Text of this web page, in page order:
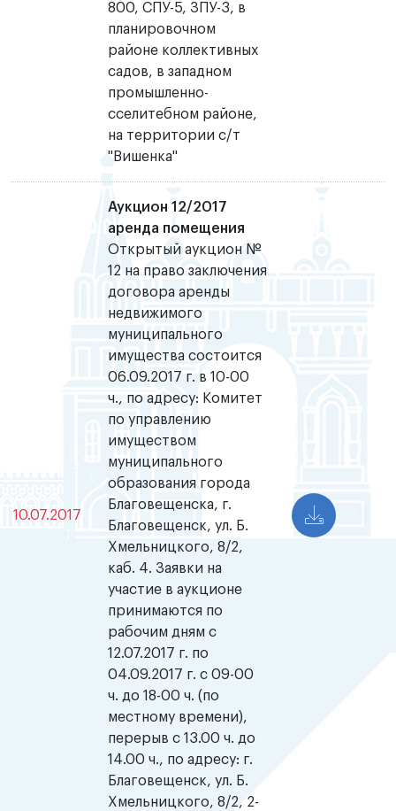
800, СПУ-5, ЗПУ-3, в
планировочном
районе коллективных
садов, в западном
промышленно-
сселитебном районе,
на территории с/т
"Вишенка"
10.07.2017
Аукцион 12/2017
аренда помещения
Открытый аукцион №
12 на право заключения
договора аренды
недвижимого
муниципального
имущества состоится
06.09.2017 г. в 10-00
ч., по адресу: Комитет
по управлению
имуществом
муниципального
образования города
Благовещенска, г.
Благовещенск, ул. Б.
Хмельницкого, 8/2,
каб. 4. Заявки на
участие в аукционе
принимаются по
рабочим дням с
12.07.2017 г. по
04.09.2017 г. с 09-00
ч. до 18-00 ч. (по
местному времени),
перерыв с 13.00 ч. до
14.00 ч., по адресу: г.
Благовещенск, ул. Б.
Хмельницкого, 8/2, 2-